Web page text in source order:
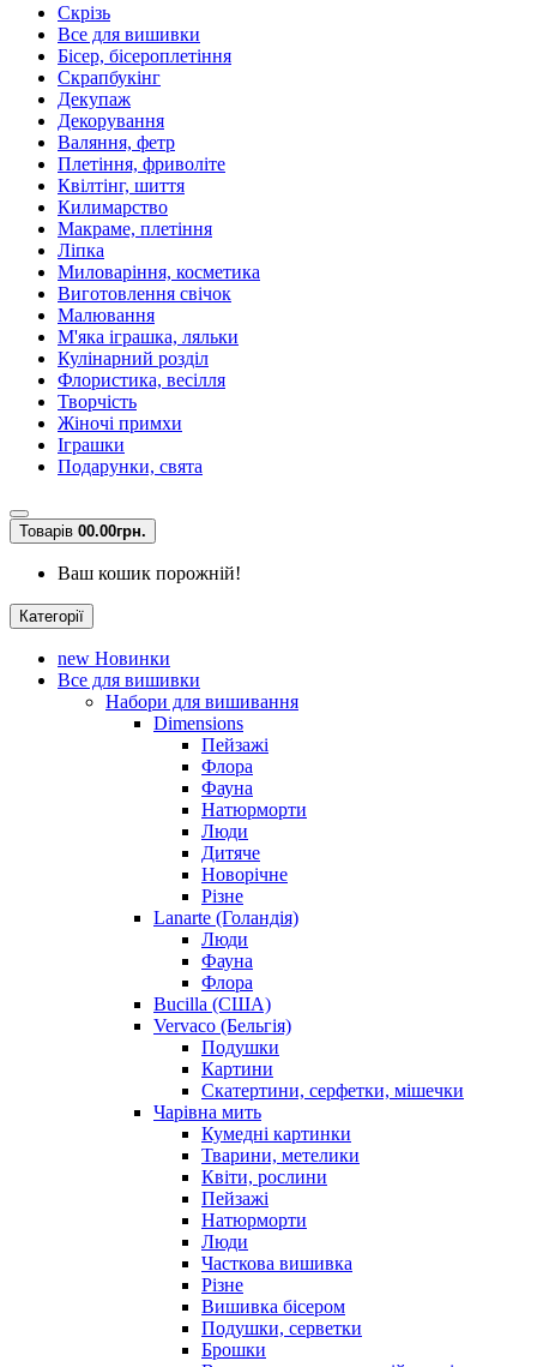
Скрізь
Все для вишивки
Бісер, бісероплетіння
Скрапбукінг
Декупаж
Декорування
Валяння, фетр
Плетіння, фриволіте
Квілтінг, шиття
Килимарство
Макраме, плетіння
Ліпка
Миловаріння, косметика
Виготовлення свічок
Малювання
М'яка іграшка, ляльки
Кулінарний розділ
Флористика, весілля
Творчість
Жіночі примхи
Іграшки
Подарунки, свята
Товарів 00.00грн.
Ваш кошик порожній!
Категорії
new Новинки
Все для вишивки
Набори для вишивання
Dimensions
Пейзажі
Флора
Фауна
Натюрморти
Люди
Дитяче
Новорічне
Різне
Lanarte (Голандія)
Люди
Фауна
Флора
Bucilla (США)
Vervaco (Бельгія)
Подушки
Картини
Скатертини, серфетки, мішечки
Чарiвна мить
Кумедні картинки
Тварини, метелики
Квіти, рослини
Пейзажі
Натюрморти
Люди
Часткова вишивка
Різне
Вишивка бісером
Подушки, серветки
Брошки